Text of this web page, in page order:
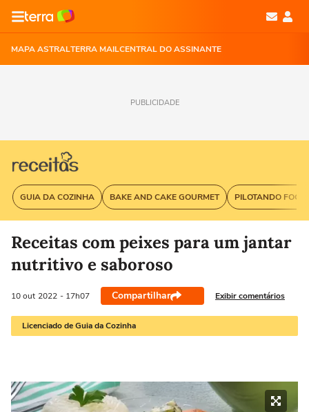
MAPA ASTRALTERRA MAILCENTRAL DO ASSINANTE
PUBLICIDADE
GUIA DA COZINHA BAKE AND CAKE GOURMET PILOTANDO
Receitas com peixes para um jantar
nutritivo e saboroso
10 out 2022 - 17h07 Compartilhar Exibir comentários
Licenciado de Guia da Cozinha